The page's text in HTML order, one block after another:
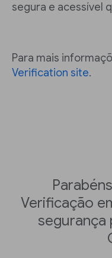
segura e acessível
Para mais
Verification site.
Verificação
segurança